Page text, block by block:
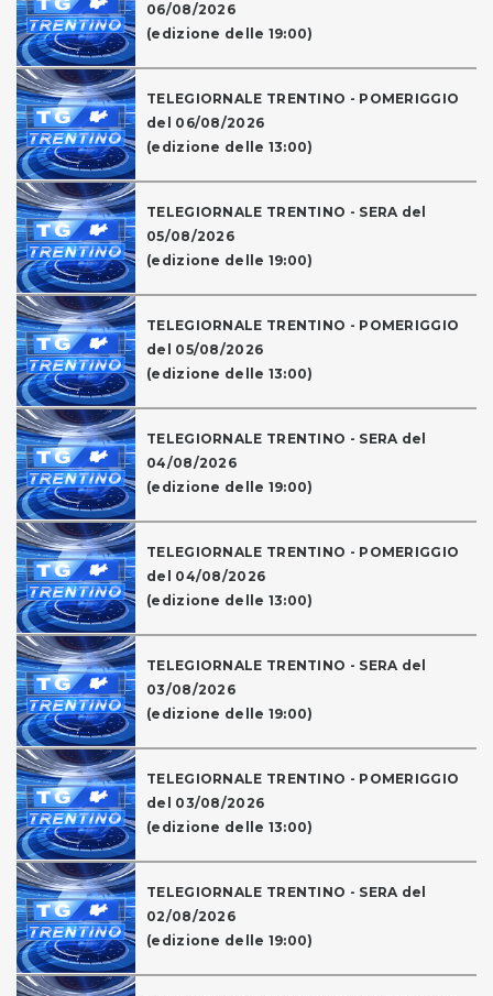
06/08/2026
(edizione delle 19:00)
TELEGIORNALE TRENTINO - POMERIGGIO
del 06/08/2026
(edizione delle 13:00)
TELEGIORNALE TRENTINO - SERA del
05/08/2026
(edizione delle 19:00)
TELEGIORNALE TRENTINO - POMERIGGIO
del 05/08/2026
(edizione delle 13:00)
TELEGIORNALE TRENTINO - SERA del
04/08/2026
(edizione delle 19:00)
TELEGIORNALE TRENTINO - POMERIGGIO
del 04/08/2026
(edizione delle 13:00)
TELEGIORNALE TRENTINO - SERA del
03/08/2026
(edizione delle 19:00)
TELEGIORNALE TRENTINO - POMERIGGIO
del 03/08/2026
(edizione delle 13:00)
TELEGIORNALE TRENTINO - SERA del
02/08/2026
(edizione delle 19:00)